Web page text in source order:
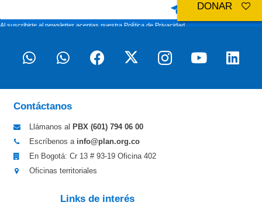
Al suscribirte al newsletter aceptas nuestraPolítica de Privacidad
Contáctanos
Llámanos al PBX (601) 794 06 00
Escríbenos a info@plan.org.co
En Bogotá: Cr 13 # 93-19 Oficina 402
Oficinas territoriales
Links de interés
DONAR